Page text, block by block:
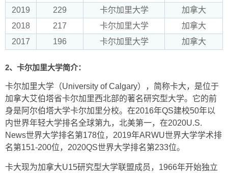
2019
229 卡尔加里大学
加拿大
2018
217 卡尔加里大学
加拿大
2017
196 卡尔加里大学 加拿大
2、卡尔加里大学简介：
卡尔加里大学（University of Calgary），简称卡大，是位于
加拿大艾伯塔省卡尔加里西北部的著名研究型大学。它的前
身是阿尔伯塔大学卡尔加里分校。在2016年QS建校50年以
内世界年轻大学排名全球第九，北美第一，在2020U.S.
News世界大学排名第178位，2019年ARWU世界大学学术排
名第151-200位，2020QS世界大学排名第233位。
卡大现为加拿大U15研究型大学联盟成员，1966年开始独立